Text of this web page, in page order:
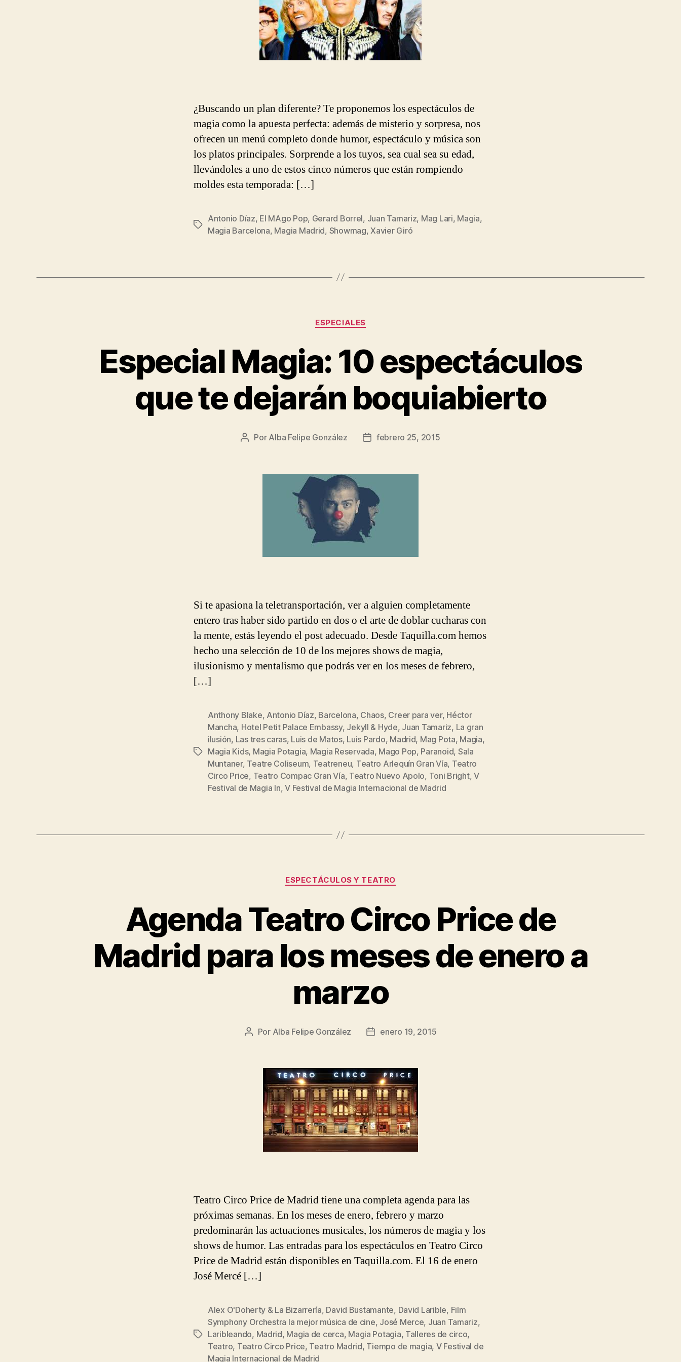
¿Buscando un plan diferente? Te proponemos los espectáculos de
magia como la apuesta perfecta: además de misterio y sorpresa, nos
ofrecen un menú completo donde humor, espectáculo y música son
los platos principales. Sorprende a los tuyos, sea cual sea su edad,
llevándoles a uno de estos cinco números que están rompiendo
moldes esta temporada: […]
Etiquetas
Antonio Díaz, El MAgo Pop, Gerard Borrel, Juan Tamariz, Mag Lari, Magia,
Magia Barcelona, Magia Madrid, Showmag,Xavier Giró
Categorías
ESPECIALES
Especial Magia: 10 espectáculos
que te dejarán boquiabierto
Autor
entrada
Por Alba Felipe González
Fecha
entrada
febrero 25, 2015
Si te apasiona la teletransportación, ver a alguien completamente
entero tras haber sido partido en dos o el arte de doblar cucharas con
la mente, estás leyendo el post adecuado. Desde Taquilla.com hemos
hecho una selección de 10 de los mejores shows de magia,
ilusionismo y mentalismo que podrás ver en los meses de febrero,
[…]
Etiquetas
Anthony Blake, Antonio Díaz, Barcelona, Chaos, Creer para ver, Héctor
Mancha, Hotel Petit Palace Embassy, Jekyll & Hyde, Juan Tamariz, La gran
ilusión, Las tres caras, Luis de Matos, Luis Pardo, Madrid, Mag Pota, Magia,
Magia Kids, Magia Potagia, Magia Reservada, Mago Pop, Paranoid, Sala
Muntaner, Teatre Coliseum, Teatreneu, Teatro Arlequín Gran Vía, Teatro
Circo Price, Teatro Compac Gran Vía, Teatro Nuevo Apolo, Toni Bright,V
Festival de Magia In,V Festival de Magia Internacional de Madrid
Categorías
ESPECTÁCULOS Y TEATRO
Agenda Teatro Circo Price de
Madrid para los meses de enero a
marzo
Autor
entrada
Por Alba Felipe González
Fecha
entrada
enero 19, 2015
Teatro Circo Price de Madrid tiene una completa agenda para las
próximas semanas. En los meses de enero, febrero y marzo
predominarán las actuaciones musicales, los números de magia y los
shows de humor. Las entradas para los espectáculos en Teatro Circo
Price de Madrid están disponibles en Taquilla.com. El 16 de enero
José Mercé […]
Etiquetas
Alex O'Doherty & La Bizarrería, David Bustamante, David Larible, Film
Symphony Orchestra la mejor música de cine, José Merce, Juan Tamariz,
Laribleando, Madrid, Magia de cerca, Magia Potagia, Talleres de circo,
Teatro, Teatro Circo Price, Teatro Madrid, Tiempo de magia, V Festival de
Magia Internacional de Madrid